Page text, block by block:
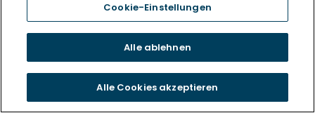
GRUNDFLÄCHE
44.79m2
Cookie-Einstellungen
Alle ablehnen
Alle Cookies akzeptieren